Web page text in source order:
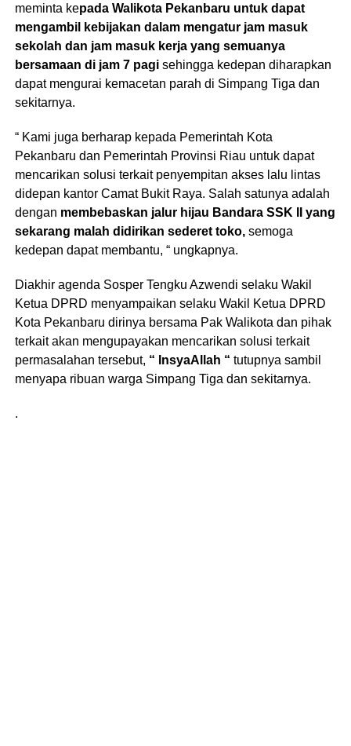
meminta kepada Walikota Pekanbaru untuk dapat
mengambil kebijakan dalam mengatur jam masuk
sekolah dan jam masuk kerja yang semuanya
bersamaan di jam 7 pagisehingga kedepan diharapkan
dapat mengurai kemacetan parah di Simpang Tiga dan
sekitarnya.
“ Kami juga berharap kepada Pemerintah Kota
Pekanbaru dan Pemerintah Provinsi Riau untuk dapat
mencarikan solusi terkait penyempitan akses lalu lintas
didepan kantor Camat Bukit Raya. Salah satunya adalah
dengan membebaskan jalur hijau Bandara SSK II yang
sekarang malah didirikan sederet toko,semoga
kedepan dapat membantu, “ ungkapnya.
Diakhir agenda Sosper Tengku Azwendi selaku Wakil
Ketua DPRD menyampaikan selaku Wakil Ketua DPRD
Kota Pekanbaru dirinya bersama Pak Walikota dan pihak
terkait akan mengupayakan mencarikan solusi terkait
permasalahan tersebut, “ InsyaAllah “ tutupnya sambil
menyapa ribuan warga Simpang Tiga dan sekitarnya.
.